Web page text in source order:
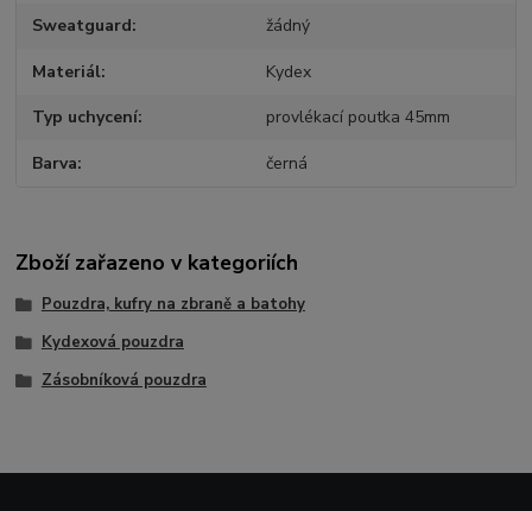
Sweatguard žádný
Materiál Kydex
Typ uchycení provlékací poutka 45mm
Barva černá
Zboží zařazeno v kategoriích
Pouzdra, kufry na zbraně a batohy
Kydexová pouzdra
Zásobníková pouzdra